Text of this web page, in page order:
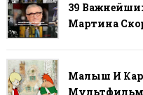
39
Мартина
Малыш И